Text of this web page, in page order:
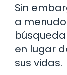
Sin
a
en lugar
sus vidas.